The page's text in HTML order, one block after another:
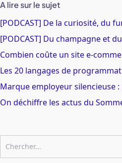
A lire sur le sujet
[PODCAST] De la curiosité, du
[PODCAST] Du champagne et
Combien coûte un site e-
Les 20 langages de
Marque employeur silencieuse
On déchiffre les actus du